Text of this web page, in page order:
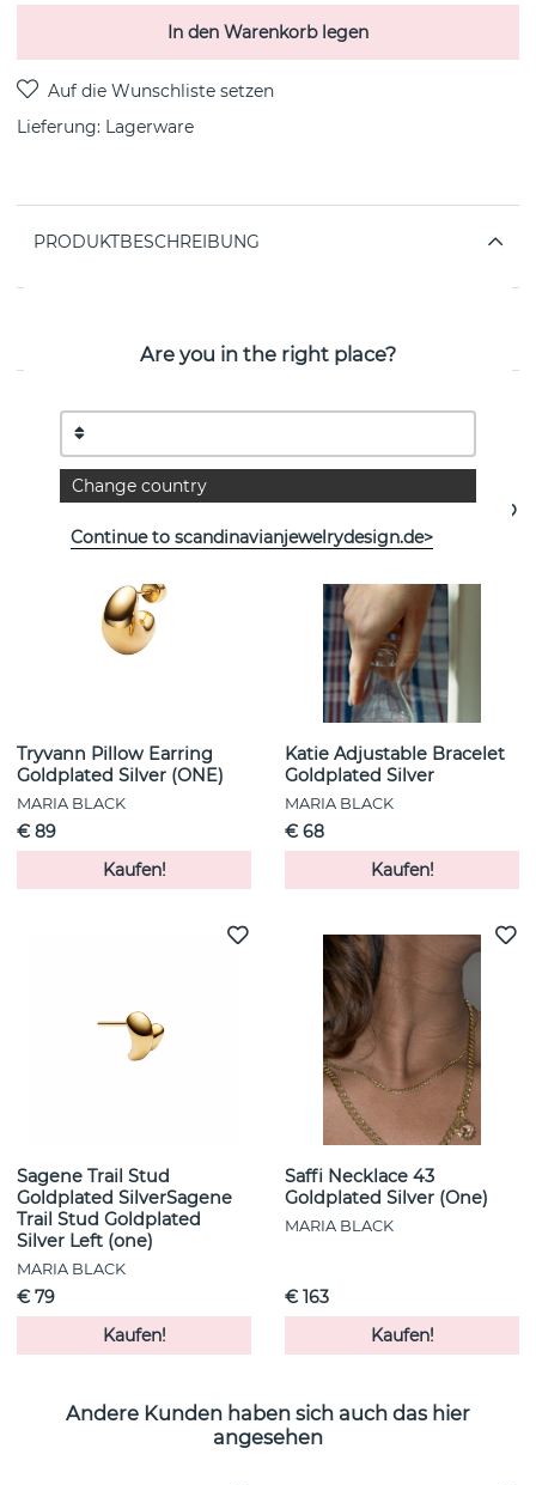
In den Warenkorb legen
Lieferung: Lagerware
PRODUKTBESCHREIBUNG
Weitere Artikel ansehen
Tryvann Pillow Earring
Goldplated Silver (ONE)
MARIA BLACK
€ 89
Kaufen!
Katie Adjustable Bracelet
Goldplated Silver
MARIA BLACK
€ 68
Kaufen!
Sagene Trail Stud
Goldplated SilverSagene
Trail Stud Goldplated
Silver Left (one)
MARIA BLACK
€ 79
Kaufen!
Saffi Necklace 43
Goldplated Silver (One)
MARIA BLACK
€ 163
Kaufen!
Andere Kunden haben sich auch das hier
angesehen
Are you in the right place?
Change country
Continue to scandinavianjewelrydesign.de>